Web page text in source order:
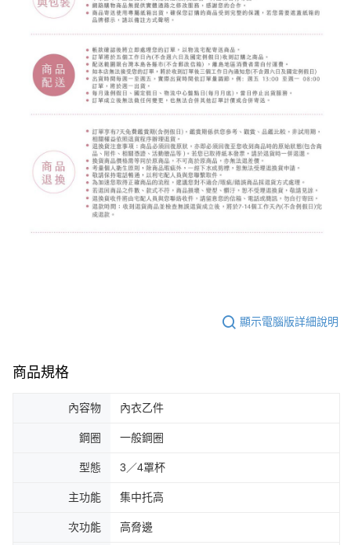
顯示電腦版詳細說明
商品規格
內容物 內衣乙件
鋼圈 一般鋼圈
型態 3／4罩杯
主功能 集中托高
次功能 高脅邊